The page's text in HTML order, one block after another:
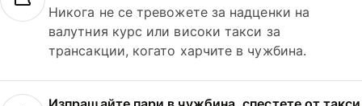
Никога не се тревожете за надценки на
валутния курс или високи такси за
трансакции, когато харчите в чужбина.